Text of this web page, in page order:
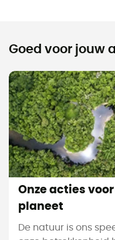
Goed voor jouw
Onze acties
planeet
De natuur is ons